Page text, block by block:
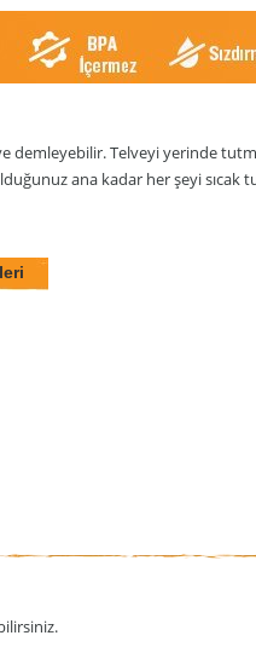
Telveyi yerinde
ana kadar her şeyi